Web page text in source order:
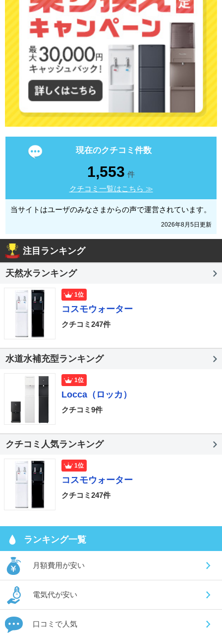
現在のクチコミ件数
1,553 件
クチコミ一覧はこちら ≫
当サイトはユーザのみなさまからの声で運営されています。
2026年8月5日更新
注目ランキング
天然水ランキング
1位
コスモウォーター
クチコミ247件
水道水補充型ランキング
1位
Locca（ロッカ）
クチコミ9件
クチコミ人気ランキング
1位
コスモウォーター
クチコミ247件
ランキング一覧
月額費用が安い
電気代が安い
口コミで人気